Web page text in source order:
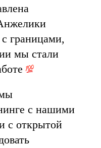
границами,
мы стали
с нашими
с открытой